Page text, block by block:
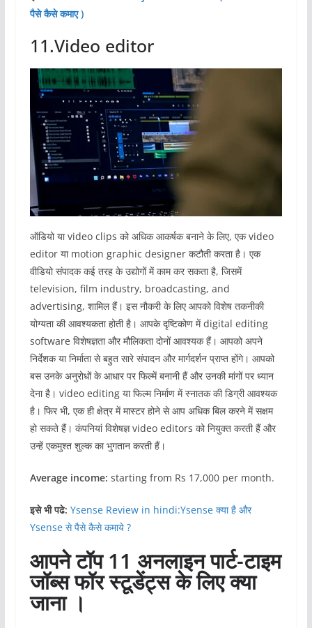
पैसे कैसे कमाए )
11.Video editor
ऑडियो या video clips को अधिक आकर्षक बनाने के लिए, एक video
editor या motion graphic designer कटौती करता है। एक
वीडियो संपादक कई तरह के उद्योगों में काम कर सकता है, जिसमें
television, film industry, broadcasting, and
advertising, शामिल हैं। इस नौकरी के लिए आपको विशेष तकनीकी
योग्यता की आवश्यकता होती है। आपके दृष्टिकोण में digital editing
software विशेषज्ञता और मौलिकता दोनों आवश्यक हैं। आपको अपने
निर्देशक या निर्माता से बहुत सारे संपादन और मार्गदर्शन प्राप्त होंगे। आपको
बस उनके अनुरोधों के आधार पर फिल्में बनानी हैं और उनकी मांगों पर ध्यान
देना है। video editing या फिल्म निर्माण में स्नातक की डिग्री आवश्यक
है। फिर भी, एक ही क्षेत्र में मास्टर होने से आप अधिक बिल करने में सक्षम
हो सकते हैं। कंपनियां विशेषज्ञ video editors को नियुक्त करती हैं और
उन्हें एकमुश्त शुल्क का भुगतान करती हैं।
Average income: starting from Rs 17,000 per month.
इसे भी पढे: Ysense Review in hindi:Ysense क्या है और
Ysense से पैसे कैसे कमाये ?
आपने टॉप 11 अनलाइन पार्ट-टाइम
जॉब्स फॉर स्टूडेंट्स के लिए क्या
जाना ।